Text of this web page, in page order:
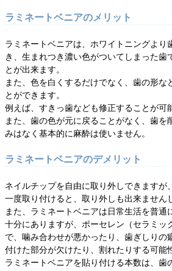
ラミネートベニアのメリット
ラミネートベニアは、ホワイトニングより
き、生まれつき濃い色がついてしまった歯
とが出来ます。
また、色を白くするだけでなく、歯の形な
とができます。
例えば、すきっ歯なども修正することが可
また、歯の色が元に戻ることがなく、歯を
みはなく基本的に麻酔は使いません。
ラミネートベニアのデメリット
ネイルチップを自由に取り外しできますが
一度取り付けると、取り外しも出来ません
また、ラミネートベニアは日常生活を普通
十分にありますが、ポーセレン（セラミッ
で、噛み合わせが悪かったり、歯ぎしりの
付けた部分が欠けたり、割れたりする可能
ラミネートベニアを貼り付ける本数は、歯